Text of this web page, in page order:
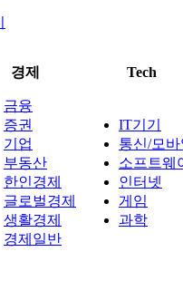
경제 Tech
금융
증권
기업
부동산
한인경제
글로벌경제
생활경제
경제일반
IT기기
통신/모
소프트웨
인터넷
게임
과학